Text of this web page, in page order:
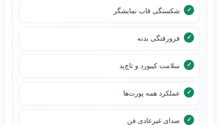
شکستگی قاب نمایشگر
فرورفتگی بدنه
سلامت کیبورد و تاچ‌پد
عملکرد همه پورت‌ها
صدای غیرعادی فن